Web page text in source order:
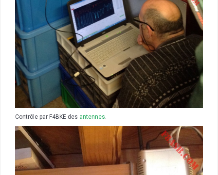
Contrôle par F4BKE des antennes